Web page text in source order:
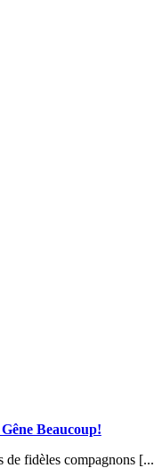
Beaucoup!
de fidèles compagnons